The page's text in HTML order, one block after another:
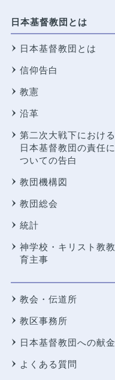
日本基督教団とは
日本基督教団とは
信仰告白
教憲
沿革
第二次大戦下における
日本基督教団の責任に
ついての告白
教団機構図
教団総会
統計
神学校・キリスト教教
育主事
教会・伝道所
教区事務所
日本基督教団への献金
よくある質問